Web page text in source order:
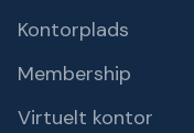
Kontorplads
Membership
Virtuelt kontor